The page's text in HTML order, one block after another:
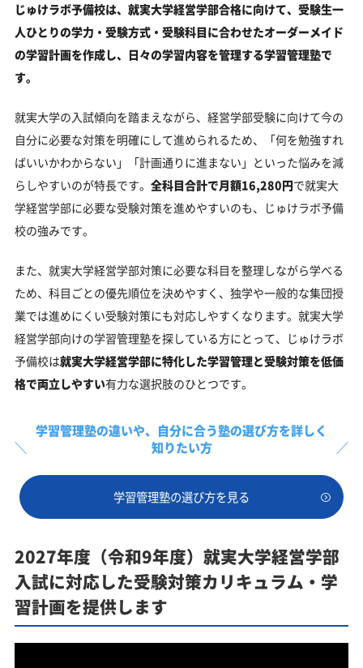
じゅけラボ予備校は、就実大学経営学部合格に向けて、受験生一
人ひとりの学力・受験方式・受験科目に合わせたオーダーメイド
の学習計画を作成し、日々の学習内容を管理する学習管理塾で
す。
就実大学の入試傾向を踏まえながら、経営学部受験に向けて今の
自分に必要な対策を明確にして進められるため、「何を勉強すれ
ばいいかわからない」「計画通りに進まない」といった悩みを減
らしやすいのが特長です。 全科目合計で月額16,280円で就実大
学経営学部に必要な受験対策を進めやすいのも、じゅけラボ予備
校の強みです。
また、就実大学経営学部対策に必要な科目を整理しながら学べる
ため、科目ごとの優先順位を決めやすく、独学や一般的な集団授
業では進めにくい受験対策にも対応しやすくなります。就実大学
経営学部向けの学習管理塾を探している方にとって、じゅけラボ
予備校は就実大学経営学部に特化した学習管理と受験対策を低価
格で両立しやすい有力な選択肢のひとつです。
学習管理塾の違いや、 自分に合う塾の選び方を詳しく
知りたい方
学習管理塾の選び方を見る
2027年度（令和9年度）就実大学経営学部
入試に対応した受験対策カリキュラム・学
習計画を提供します